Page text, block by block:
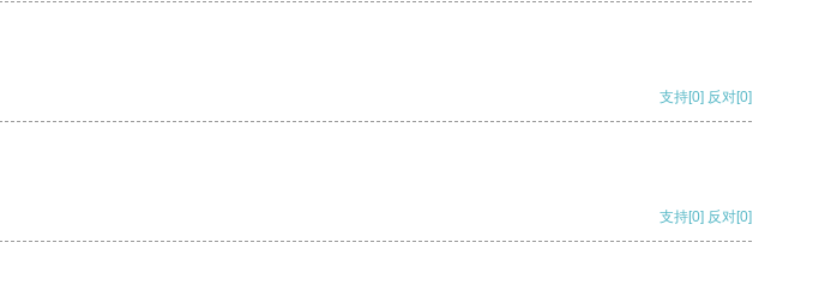
支持[0] 反对[0]
支持[0] 反对[0]